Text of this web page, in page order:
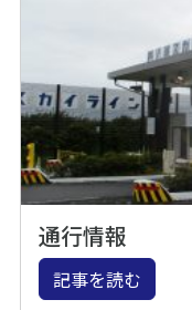
通行情報
記事を読む